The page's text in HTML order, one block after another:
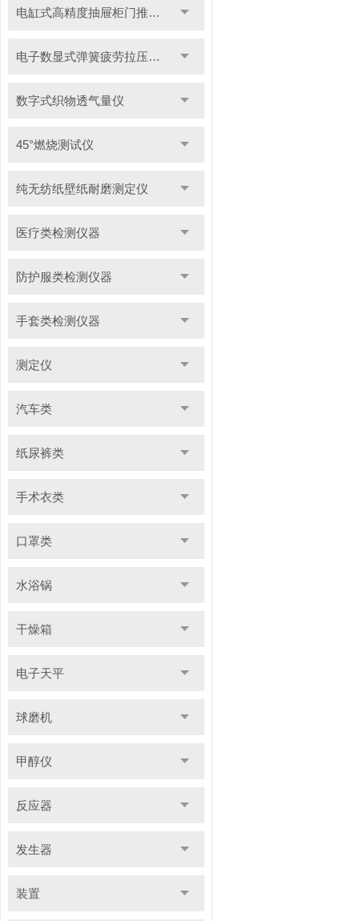
电缸式高精度抽屉柜门推拉试验机
电子数显式弹簧疲劳拉压试验机
数字式织物透气量仪
45°燃烧测试仪
纯无纺纸壁纸耐磨测定仪
医疗类检测仪器
防护服类检测仪器
手套类检测仪器
测定仪
汽车类
纸尿裤类
手术衣类
口罩类
水浴锅
干燥箱
电子天平
球磨机
甲醇仪
反应器
发生器
装置